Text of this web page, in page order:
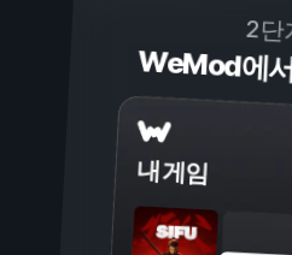
2단
WeMod에
내 게임